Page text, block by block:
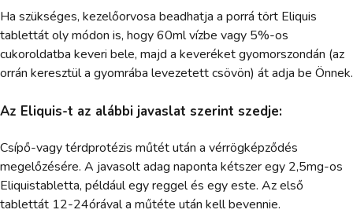
Ha szükséges, kezelőorvosa beadhatja a porrá tört Eliquis
tablettát oly módon is, hogy 60ml vízbe vagy 5%-os
cukoroldatba keveri bele, majd a keveréket gyomorszondán (az
orrán keresztül a gyomrába levezetett csövön) át adja be Önnek.
Az Eliquis-t az alábbi javaslat szerint szedje:
Csípő-vagy térdprotézis műtét után a vérrögképződés
megelőzésére. A javasolt adag naponta kétszer egy 2,5mg-os
Eliquistabletta, például egy reggel és egy este. Az első
tablettát 12-24órával a műtéte után kell bevennie.